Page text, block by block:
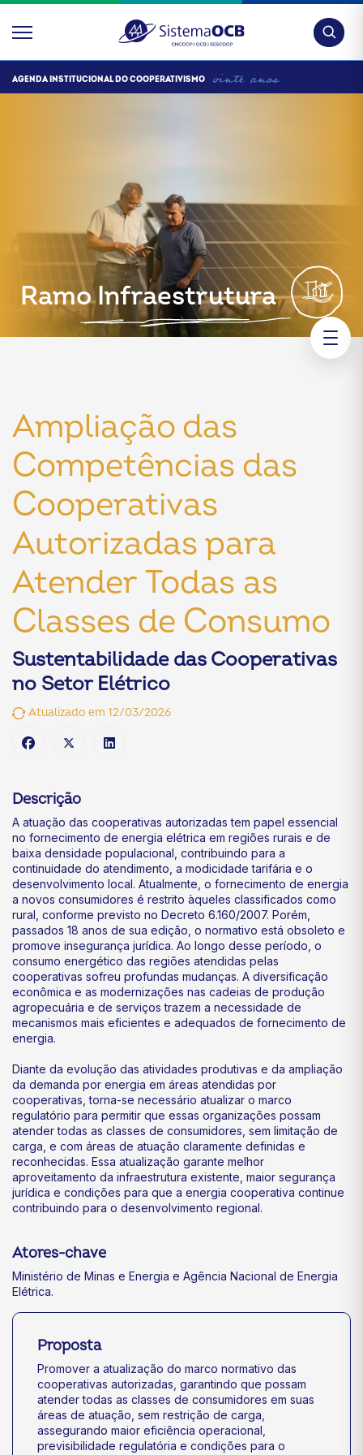
AGENDA INSTITUCIONAL DO COOPERATIVISMO
Ramo Infraestrutura
Ampliação das
Competências das
Cooperativas
Autorizadas para
Atender Todas as
Classes de Consumo
Sustentabilidade das Cooperativas
no Setor Elétrico
Atualizado em 12/03/2026
Descrição
A atuação das cooperativas autorizadas tem papel essencial
no fornecimento de energia elétrica em regiões rurais e de
baixa densidade populacional, contribuindo para a
continuidade do atendimento, a modicidade tarifária e o
desenvolvimento local. Atualmente, o fornecimento de energia
a novos consumidores é restrito àqueles classificados como
rural, conforme previsto no Decreto 6.160/2007. Porém,
passados 18 anos de sua edição, o normativo está obsoleto e
promove insegurança jurídica. Ao longo desse período, o
consumo energético das regiões atendidas pelas
cooperativas sofreu profundas mudanças. A diversificação
econômica e as modernizações nas cadeias de produção
agropecuária e de serviços trazem a necessidade de
mecanismos mais eficientes e adequados de fornecimento de
energia.
Diante da evolução das atividades produtivas e da ampliação
da demanda por energia em áreas atendidas por
cooperativas, torna-se necessário atualizar o marco
regulatório para permitir que essas organizações possam
atender todas as classes de consumidores, sem limitação de
carga, e com áreas de atuação claramente definidas e
reconhecidas. Essa atualização garante melhor
aproveitamento da infraestrutura existente, maior segurança
jurídica e condições para que a energia cooperativa continue
contribuindo para o desenvolvimento regional.
Atores-chave
Ministério de Minas e Energia e Agência Nacional de Energia
Elétrica.
Proposta
Promover a atualização do marco normativo das
cooperativas autorizadas, garantindo que possam
atender todas as classes de consumidores em suas
áreas de atuação, sem restrição de carga,
assegurando maior eficiência operacional,
previsibilidade regulatória e condições para o